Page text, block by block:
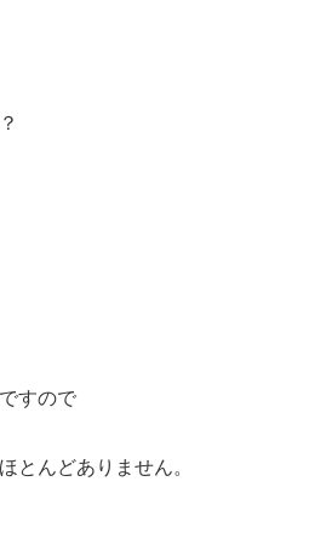
すので
とんどありません。